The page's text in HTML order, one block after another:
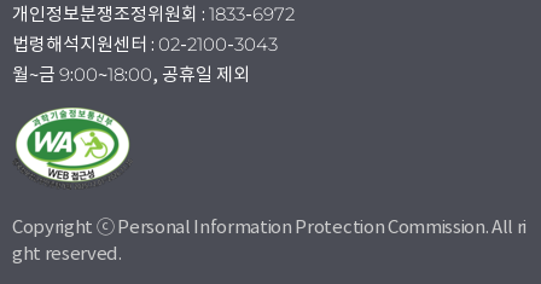
개인정보분쟁조정위원회 : 1833-6972
법령해석지원센터 : 02-2100-3043
월~금 9:00~18:00, 공휴일 제외
Copyright ⓒ Personal Information Protection Commission. All ri
ght reserved.